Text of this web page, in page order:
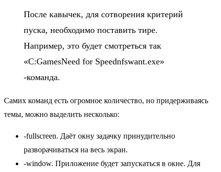
После кавычек, для сотворения критерий
пуска, необходимо поставить тире.
Например, это будет смотреться так
«С:GamesNeed for Speednfswant.exe»
-команда.
Самих команд есть огромное количество, но придерживаясь
темы, можно выделить несколько:
-fullscreen. Даёт окну задачку принудительно
разворачиваться на весь экран.
-window. Приложение будет запускаться в окне. Для